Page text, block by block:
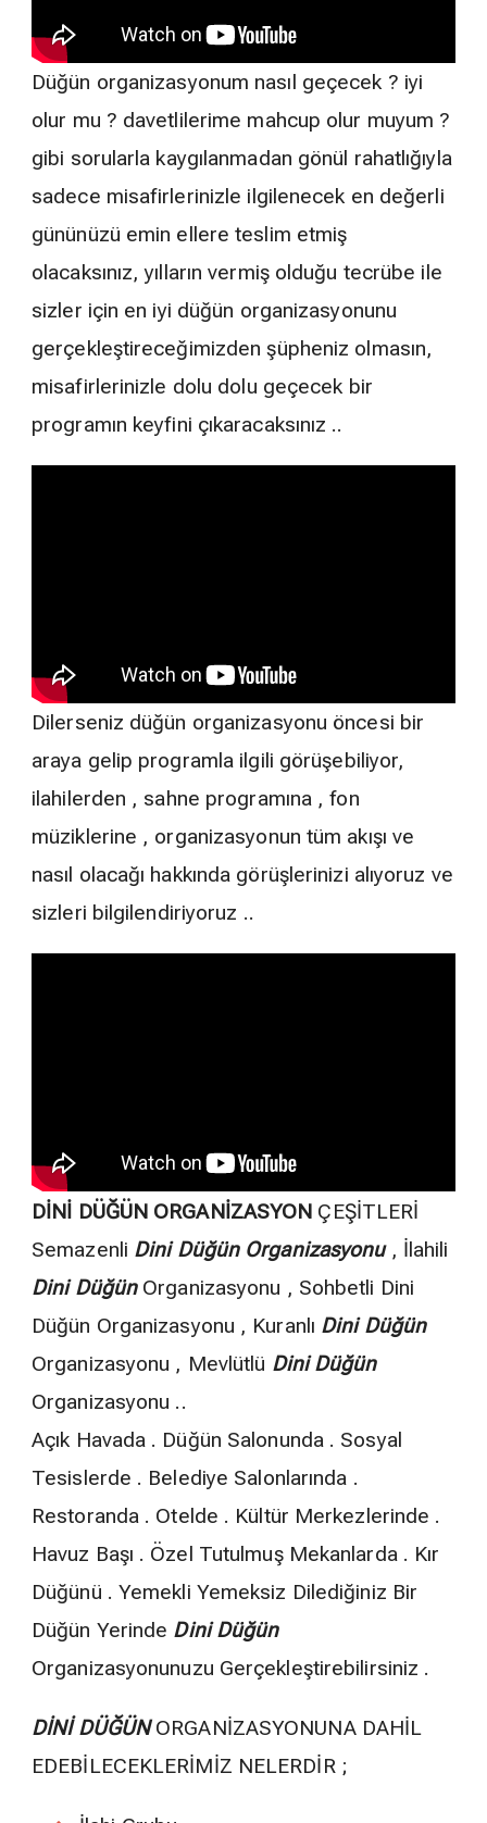
Düğün organizasyonum nasıl geçecek ? iyi
olur mu ? davetlilerime mahcup olur muyum ?
gibi sorularla kaygılanmadan gönül rahatlığıyla
sadece misafirlerinizle ilgilenecek en değerli
gününüzü emin ellere teslim etmiş
olacaksınız, yılların vermiş olduğu tecrübe ile
sizler için en iyi düğün organizasyonunu
gerçekleştireceğimizden şüpheniz olmasın,
misafirlerinizle dolu dolu geçecek bir
programın keyfini çıkaracaksınız ..
Dilerseniz düğün organizasyonu öncesi bir
araya gelip programla ilgili görüşebiliyor,
ilahilerden , sahne programına , fon
müziklerine , organizasyonun tüm akışı ve
nasıl olacağı hakkında görüşlerinizi alıyoruz ve
sizleri bilgilendiriyoruz ..
DİNİ DÜĞÜN ORGANİZASYON ÇEŞİTLERİ
Semazenli Dini Düğün Organizasyonu, İlahili
Dini DüğünOrganizasyonu , Sohbetli Dini
Düğün Organizasyonu , Kuranlı Dini Düğün
Organizasyonu , Mevlütlü Dini Düğün
Organizasyonu ..
Açık Havada . Düğün Salonunda . Sosyal
Tesislerde . Belediye Salonlarında .
Restoranda . Otelde . Kültür Merkezlerinde .
Havuz Başı . Özel Tutulmuş Mekanlarda . Kır
Düğünü . Yemekli Yemeksiz Dilediğiniz Bir
Düğün Yerinde Dini Düğün
Organizasyonunuzu Gerçekleştirebilirsiniz .
DİNİ DÜĞÜNORGANİZASYONUNA DAHİL
EDEBİLECEKLERİMİZ NELERDİR ;